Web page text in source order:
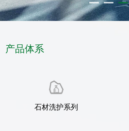
产品体系
石材洗护系列